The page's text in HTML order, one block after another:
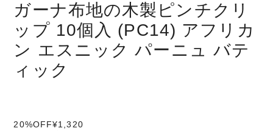
ガーナ布地の木製ピンチクリ
ップ 10個入 (PC14) アフリカ
ン エスニック パーニュ バテ
ィック
20%OFF¥1,320